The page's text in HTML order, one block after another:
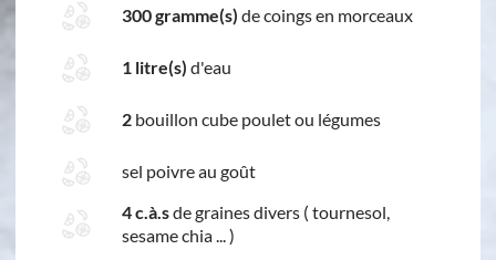
300 gramme(s) de coings en morceaux
1 litre(s) d'eau
2 bouillon cube poulet ou légumes
sel poivre au goût
4 c.à.sde graines divers ( tournesol,
sesame chia ... )